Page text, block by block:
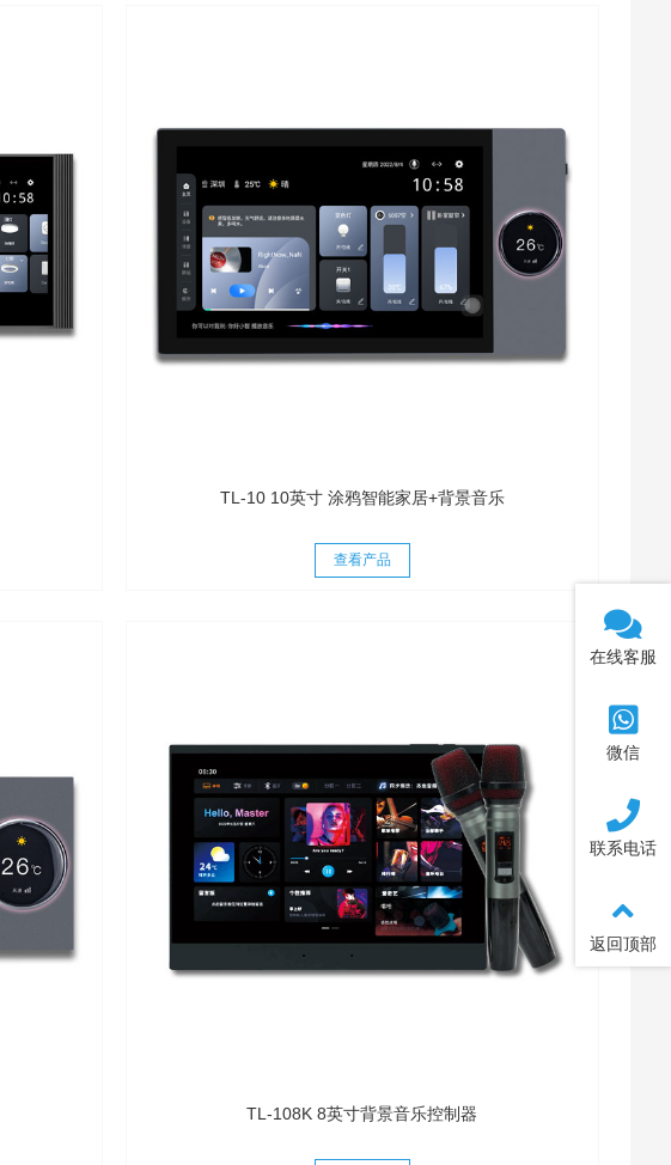
TL-10 10英寸 涂鸦智能家居+背景音乐
查看产品
TL-108K 8英寸背景音乐控制器
在线客服
微信
联系电话
返回顶部